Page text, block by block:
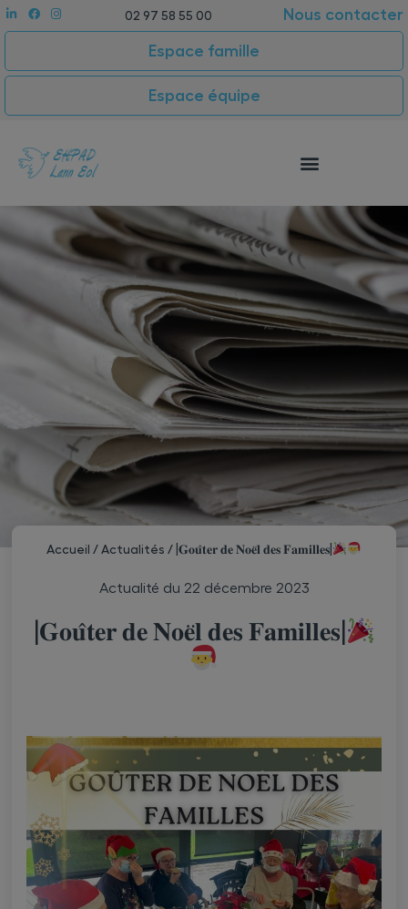
02 97 58 55 00 Nous contacter
Espace famille
Espace équipe
Accueil / Actualités / |𝐆𝐨𝐮̂𝐭𝐞𝐫 𝐝𝐞 𝐍𝐨𝐞̈𝐥 𝐝𝐞𝐬 𝐅𝐚𝐦𝐢𝐥𝐥𝐞𝐬|
Actualité du 22 décembre 2023
|𝐆𝐨𝐮̂𝐭𝐞𝐫 𝐝𝐞 𝐍𝐨𝐞̈𝐥 𝐝𝐞𝐬 𝐅𝐚𝐦𝐢𝐥𝐥𝐞𝐬|